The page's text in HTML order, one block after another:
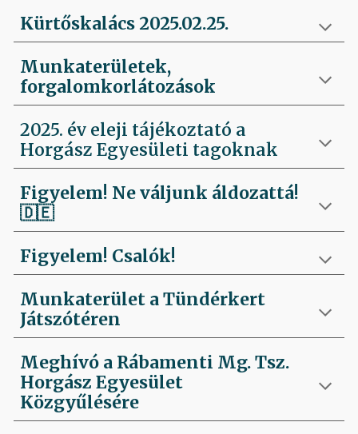
Kürtőskalács 2025.02.25.
Munkaterületek,
forgalomkorlátozások
2025. év eleji tájékoztató a
Horgász Egyesületi tagoknak
Figyelem! Ne váljunk áldozattá!
🇩🇪
Figyelem! Csalók!
Munkaterület a Tündérkert
Játszótéren
Meghívó a Rábamenti Mg. Tsz.
Horgász Egyesület
Közgyűlésére